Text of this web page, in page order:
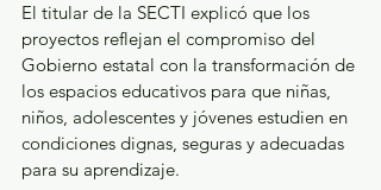
El titular de la SECTI explicó que los
proyectos reflejan el compromiso del
Gobierno estatal con la transformación de
los espacios educativos para que niñas,
niños, adolescentes y jóvenes estudien en
condiciones dignas, seguras y adecuadas
para su aprendizaje.